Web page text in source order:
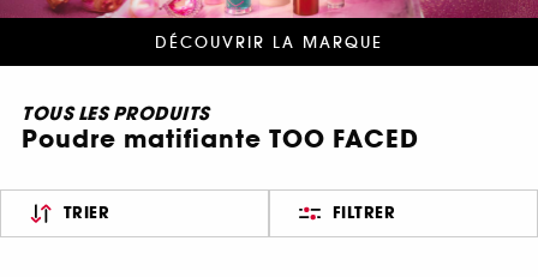
DÉCOUVRIR LA MARQUE
TOUS LES PRODUITS
Poudre matifiante TOO FACED
TRIER FILTRER